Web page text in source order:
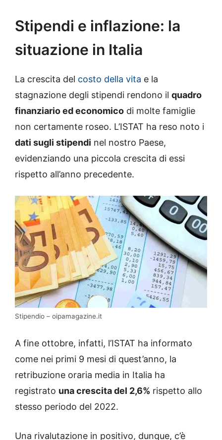
Stipendi e inflazione: la
situazione in Italia
La crescita del costo della vita e la
stagnazione degli stipendi rendono il quadro
finanziario ed economico di molte famiglie
non certamente roseo. L’ISTAT ha reso noto i
dati sugli stipendi nel nostro Paese,
evidenziando una piccola crescita di essi
rispetto all’anno precedente.
Stipendio – oipamagazine.it
A fine ottobre, infatti, l’ISTAT ha informato
come nei primi 9 mesi di quest’anno, la
retribuzione oraria media in Italia ha
registrato una crescita del 2,6% rispetto allo
stesso periodo del 2022.
Una rivalutazione in positivo, dunque, c’è